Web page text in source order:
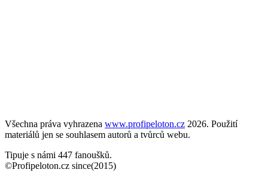
Všechna práva vyhrazena www.profipeloton.cz 2026. Použití
materiálů jen se souhlasem autorů a tvůrců webu.
Tipuje s námi 447 fanoušků.
©Profipeloton.cz since(2015)